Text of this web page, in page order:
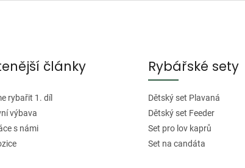
v
články
rybařit 1. díl
výbava
s námi
Rybářské sety
Dětský set Plavaná
Dětský set Feeder
Set pro lov kaprů
Set na candáta